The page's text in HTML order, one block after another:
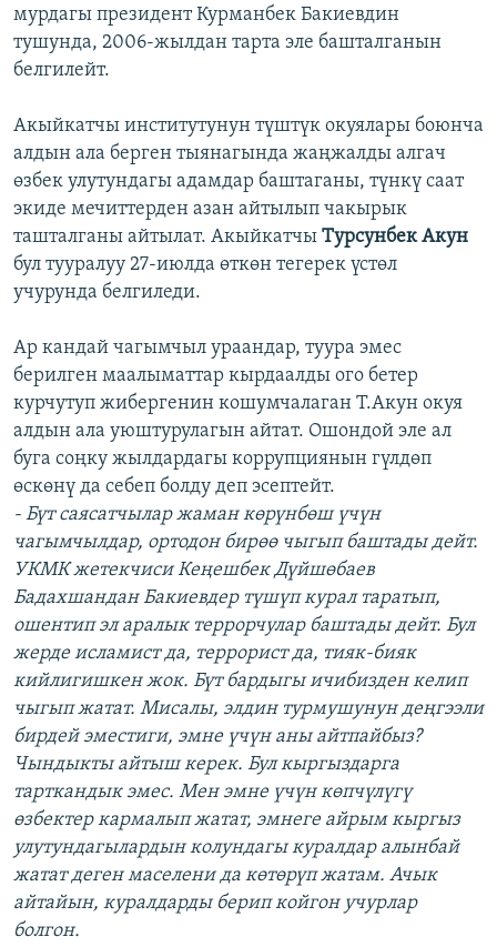
мурдагы президент Курманбек Бакиевдин
тушунда, 2006-жылдан тарта эле башталганын
белгилейт.
Акыйкатчы институтунун түштүк окуялары боюнча
алдын ала берген тыянагында жаңжалды алгач
өзбек улутундагы адамдар баштаганы, түнкү саат
экиде мечиттерден азан айтылып чакырык
ташталганы айтылат. Акыйкатчы Турсунбек Акун
бул тууралуу 27-июлда өткөн тегерек үстөл
учурунда белгиледи.
Ар кандай чагымчыл ураандар, туура эмес
берилген маалыматтар кырдаалды ого бетер
курчутуп жибергенин кошумчалаган Т.Акун окуя
алдын ала уюштурулагын айтат. Ошондой эле ал
буга соңку жылдардагы коррупциянын гүлдөп
өскөнү да себеп болду деп эсептейт.
- Бүт саясатчылар жаман көрүнбөш үчүн
чагымчылдар, ортодон бирөө чыгып баштады дейт.
УКМК жетекчиси Кеңешбек Дүйшөбаев
Бадахшандан Бакиевдер түшүп курал таратып,
ошентип эл аралык террорчулар баштады дейт. Бул
жерде исламист да, террорист да, тияк-бияк
кийлигишкен жок. Бүт бардыгы ичибизден келип
чыгып жатат. Мисалы, элдин турмушунун деңгээли
бирдей эместиги, эмне үчүн аны айтпайбыз?
Чындыкты айтыш керек. Бул кыргыздарга
тарткандык эмес. Мен эмне үчүн көпчүлүгү
өзбектер кармалып жатат, эмнеге айрым кыргыз
улутундагылардын колундагы куралдар алынбай
жатат деген маселени да көтөрүп жатам. Ачык
айтайын, куралдарды берип койгон учурлар
болгон.